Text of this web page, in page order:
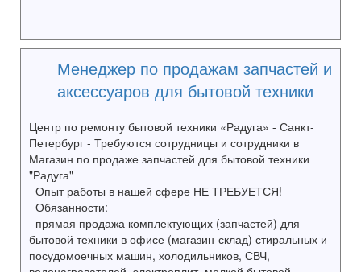
Менеджер по продажам запчастей и
аксессуаров для бытовой техники
Центр по ремонту бытовой техники «Радуга» - Санкт-
Петербург - Требуются сотрудницы и сотрудники в
Магазин по продаже запчастей для бытовой техники
"Радуга"
Опыт работы в нашей сфере НЕ ТРЕБУЕТСЯ!
Обязанности:
прямая продажа комплектующих (запчастей) для
бытовой техники в офисе (магазин-склад) стиральных и
посудомоечных машин, холодильников, СВЧ,